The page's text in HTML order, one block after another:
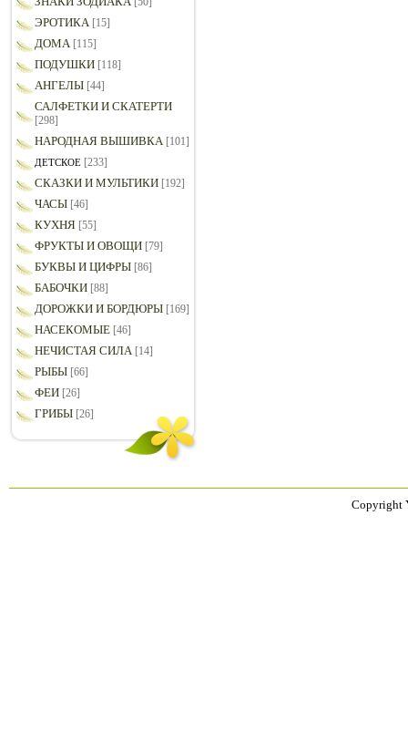
ЭРОТИКА [15]
ДОМА [115]
ПОДУШКИ [118]
АНГЕЛЫ [44]
САЛФЕТКИ И СКАТЕРТИ
[298]
НАРОДНАЯ ВЫШИВКА [101]
ДЕТСКОЕ [233]
СКАЗКИ И МУЛЬТИКИ [192]
ЧАСЫ [46]
КУХНЯ [55]
ФРУКТЫ И ОВОЩИ [79]
БУКВЫ И ЦИФРЫ [86]
БАБОЧКИ [88]
ДОРОЖКИ И БОРДЮРЫ [169]
НАСЕКОМЫЕ [46]
НЕЧИСТАЯ СИЛА [14]
РЫБЫ [66]
ФЕИ [26]
ГРИБЫ [26]
Copyright